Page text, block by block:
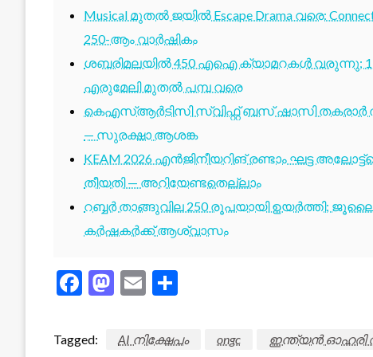
Musical മുതൽ ജയിൽ Escape Drama വരെ:
250-ആം വാർഷികം
ശബരിമലയിൽ 450 എഐ ക്യാമറകൾ വരുന്നു;
എരുമേലി മുതൽ പമ്പ വരെ
കെഎസ്ആർടിസി സ്വിഫ്റ്റ് ബസ് ഷാസി തകരാർ
— സുരക്ഷാ ആശങ്ക
KEAM 2026 എൻജിനീയറിങ് രണ്ടാം ഘട്ട
തീയതി — അറിയേണ്ടതെല്ലാം
റബ്ബർ താങ്ങുവില 250 രൂപയായി ഉയർത്തി;
കർഷകർക്ക് ആശ്വാസം
Facebook
Mastodon
Email
Tagged: AI നിക്ഷേപം ongc ഇന്ത്യൻ ഓഹരി